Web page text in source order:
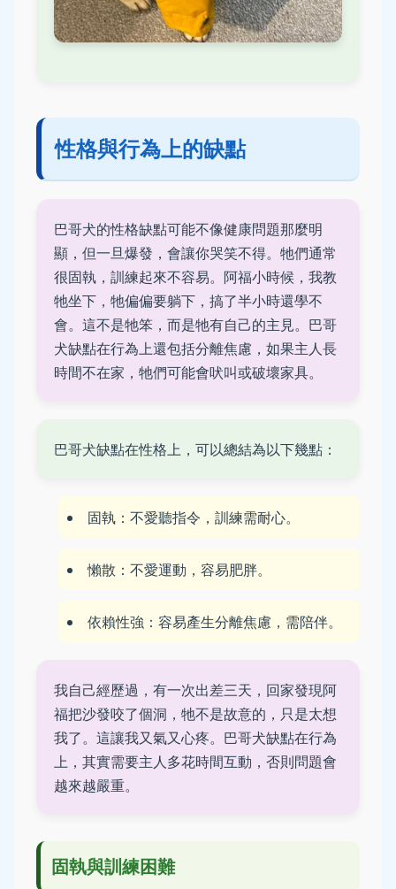
性格與行為上的缺點
巴哥犬的性格缺點可能不像健康問題那麼明
顯，但一旦爆發，會讓你哭笑不得。牠們通常
很固執，訓練起來不容易。阿福小時候，我教
牠坐下，牠偏偏要躺下，搞了半小時還學不
會。這不是牠笨，而是牠有自己的主見。巴哥
犬缺點在行為上還包括分離焦慮，如果主人長
時間不在家，牠們可能會吠叫或破壞家具。
巴哥犬缺點在性格上，可以總結為以下幾點：
固執：不愛聽指令，訓練需耐心。
懶散：不愛運動，容易肥胖。
依賴性強：容易產生分離焦慮，需陪伴。
我自己經歷過，有一次出差三天，回家發現阿
福把沙發咬了個洞，牠不是故意的，只是太想
我了。這讓我又氣又心疼。巴哥犬缺點在行為
上，其實需要主人多花時間互動，否則問題會
越來越嚴重。
固執與訓練困難